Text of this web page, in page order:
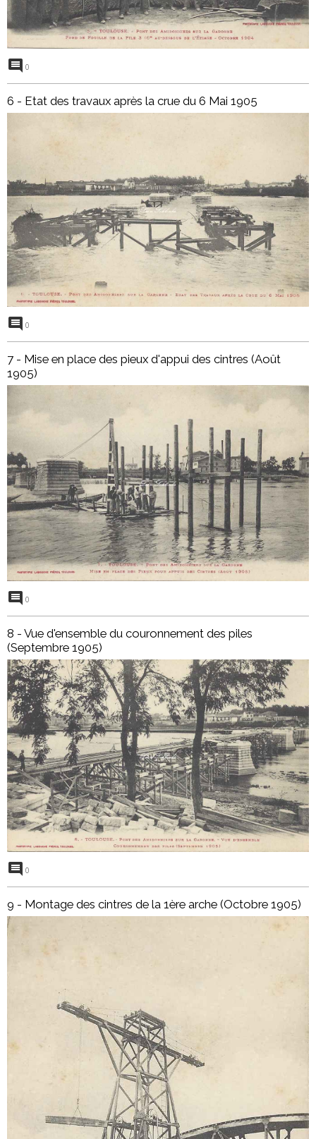
0
6 - Etat des travaux après la crue du 6 Mai 1905
0
7 - Mise en place des pieux d'appui des cintres (Août
1905)
0
8 - Vue d'ensemble du couronnement des piles
(Septembre 1905)
0
9 - Montage des cintres de la 1ère arche (Octobre 1905)